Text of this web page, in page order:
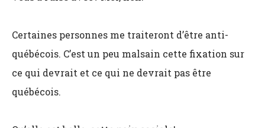
Certaines personnes me traiteront d’être anti-
québécois. C’est un peu malsain cette fixation sur
ce qui devrait et ce qui ne devrait pas être
québécois.